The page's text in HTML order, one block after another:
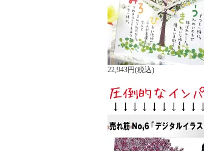
22,943円(税込)